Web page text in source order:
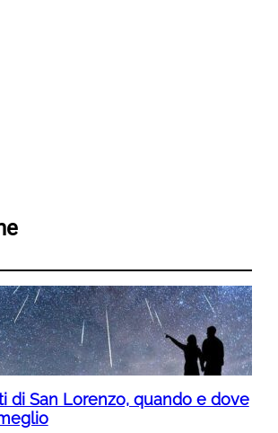
di San Lorenzo, quando e dove